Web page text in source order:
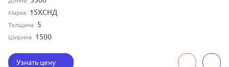
Марка 15ХСНД
Толщина 5
Ширина 1500
Узнать цену